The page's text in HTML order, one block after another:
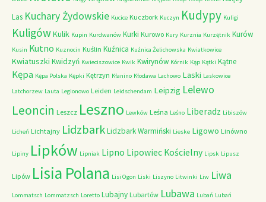
Las Kuchary Żydowskie Kucice Kuczbork Kuczyn Kudypy Kuligi
KuligówKulik Kupin Kurdwanów Kurki Kurowo Kury Kurznia Kurzętnik Kurów
Kusin Kutno Kuznocin Kuślin Kuźnica Kuźnica Żelichowska Kwiatkowice
Kwiatuszki Kwidzyń Kwieciszowice Kwik Kwirynów Kórnik Kąp Kątki Kątne
Kępa Kępa Polska Kępki Kętrzyn Kłanino Kłodawa Lachowo Laski Laskowice
Latchorzew Lauta Legionowo Leiden Leidschendam Leipzig Lelewo
Leoncin Leszcz Leszno Lewków Leśna Leśno Liberadz Libiszów
Licheń Lichtajny LidzbarkLidzbark Warmiński Lieske Ligowo Linówno
Lipiny Lipków Lipniak Lipno Lipowiec Kościelny Lipsk Lipusz
Lipów Lisia Polana Lisi Ogon Liski Liszyno Litwinki Liw Liwa
Lommatsch Lommatzsch Loretto Lubajny Lubartów Lubawa Lubań Lubań